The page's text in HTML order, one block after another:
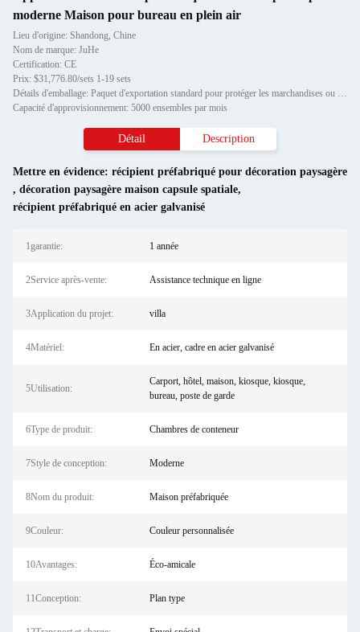
moderne Maison pour bureau en plein air
Lieu d'origine: Shandong, Chine
Nom de marque: JuHe
Certification: CE
Prix: $31,776.80/sets 1-19 sets
Détails d'emballage: Paquet d'exportation standard pour protéger les marchandises ou les exigences du client
Capacité d'approvisionnement: 5000 ensembles par mois
Détail Description
Mettre en évidence: récipient préfabriqué pour décoration paysagère
, décoration paysagère maison capsule spatiale,
récipient préfabriqué en acier galvanisé
1garantie: 1 année
2Service après-vente: Assistance technique en ligne
3Application du projet: villa
4Matériel: En acier, cadre en acier galvanisé
5Utilisation:
Carport, hôtel, maison, kiosque, kiosque,
bureau, poste de garde
6Type de produit: Chambres de conteneur
7Style de conception: Moderne
8Nom du produit: Maison préfabriquée
9Couleur: Couleur personnalisée
10Avantages: Éco-amicale
11Conception: Plan type